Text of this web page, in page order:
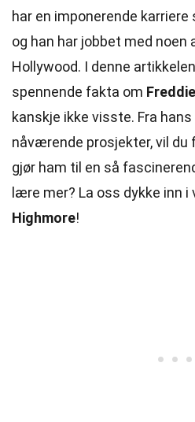
har en imponerende
og han har jobbet med noen
Hollywood. I denne
spennende fakta om
kanskje ikke visste. Fra
nåværende prosjekter, vil du
gjør ham til en så
lære mer? La oss dykke inn i
Highmore!